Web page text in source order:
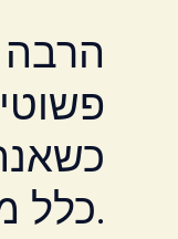
הרבה
כלל משהו מאוד פשוט.